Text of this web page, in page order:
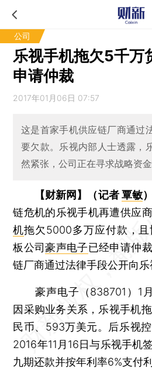
公司
乐视手机拖欠5千万
申请仲裁
2017年01月06日 07:57
这是首家手机供应链厂商通过
要欠款。乐视内部人士透露，
然紧张，公司正在寻求战略资
【财新网】（记者覃敏）
链危机的乐视手机再遭供应
机拖欠5000多万应付款，
板公司豪声电子已经申请仲
链厂商通过法律手段公开向乐
豪声电子（838701）1月
因采购业务关系，乐视手机
民币、593万美元。后乐视
2016年11月16日与乐视手机
九期还款并按年利率6%支付利